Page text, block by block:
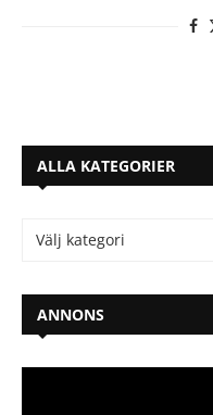
ALLA KATEGORIER
ANNONS